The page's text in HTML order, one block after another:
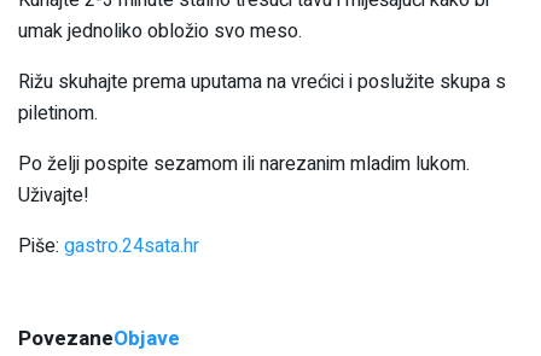
umak jednoliko obložio svo meso.
Rižu skuhajte prema uputama na vrećici i poslužite skupa s
piletinom.
Po želji pospite sezamom ili narezanim mladim lukom.
Uživajte!
Piše: gastro.24sata.hr
PovezaneObjave